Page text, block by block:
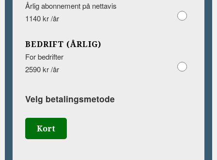
Årlig abonnement på nettavis
1140 kr /år
BEDRIFT (ÅRLIG)
For bedrifter
2590 kr /år
Velg betalingsmetode
Kort